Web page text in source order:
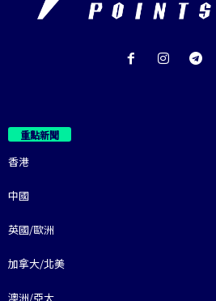
重點新聞
香港
中國
英國/歐洲
加拿大/北美
澳洲/亞太